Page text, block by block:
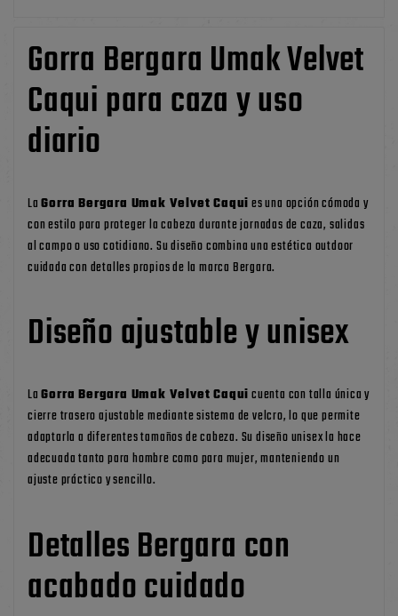
Gorra Bergara Umak Velvet
Caqui para caza y uso
diario
LaGorra Bergara Umak Velvet Caquies una opción cómoda y
con estilo para proteger la cabeza durante jornadas de caza, salidas
al campo o uso cotidiano. Su diseño combina una estética outdoor
cuidada con detalles propios de la marca Bergara.
Diseño ajustable y unisex
LaGorra Bergara Umak Velvet Caquicuenta con talla única y
cierre trasero ajustable mediante sistema de velcro, lo que permite
adaptarla a diferentes tamaños de cabeza. Su diseño unisex la hace
adecuada tanto para hombre como para mujer, manteniendo un
ajuste práctico y sencillo.
Detalles Bergara con
acabado cuidado